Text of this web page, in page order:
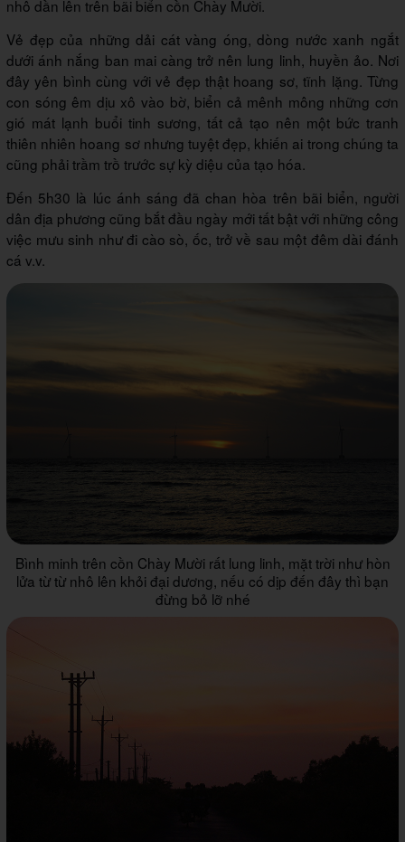
nhô dần lên trên bãi biển cồn Chày Mười.
Vẻ đẹp của những dải cát vàng óng, dòng nước xanh ngắt
dưới ánh nắng ban mai càng trở nên lung linh, huyền ảo. Nơi
đây yên bình cùng với vẻ đẹp thật hoang sơ, tĩnh lặng. Từng
con sóng êm dịu xô vào bờ, biển cả mênh mông những cơn
gió mát lạnh buổi tinh sương, tất cả tạo nên một bức tranh
thiên nhiên hoang sơ nhưng tuyệt đẹp, khiến ai trong chúng ta
cũng phải trầm trồ trước sự kỳ diệu của tạo hóa.
Đến 5h30 là lúc ánh sáng đã chan hòa trên bãi biển, người
dân địa phương cũng bắt đầu ngày mới tất bật với những công
việc mưu sinh như đi cào sò, ốc, trở về sau một đêm dài đánh
cá v.v.
Bình minh trên cồn Chày Mười rất lung linh, mặt trời như hòn
lửa từ từ nhô lên khỏi đại dương, nếu có dịp đến đây thì bạn
đừng bỏ lỡ nhé